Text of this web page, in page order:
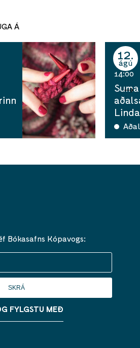
Á
12
ágú
14:00
Bókasafns Kópavogs:
SKRÁ
FYLGSTU MEÐ